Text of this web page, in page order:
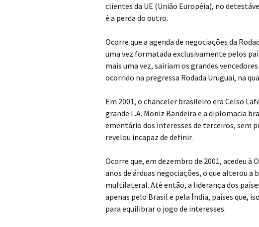
clientes da UE (União Européia), no
é a perda do outro.
Ocorre que a agenda de negociações da
uma vez formatada exclusivamente pelos
mais uma vez, sairiam os grandes
ocorrido na pregressa Rodada Uruguai, na
Em 2001, o chanceler brasileiro era Celso
grande L.A. Moniz Bandeira e a diplomacia
ementário dos interesses de terceiros, sem
revelou incapaz de definir.
Ocorre que, em dezembro de 2001, acedeu à
anos de árduas negociações, o que alterou
multilateral. Até então, a liderança dos
apenas pelo Brasil e pela Índia, países que,
para equilibrar o jogo de interesses.